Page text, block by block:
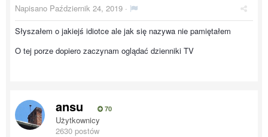
Napisano Październik 24, 2019 ·
Słyszałem o jakiejś idiotce ale jak się nazywa nie pamiętałem
O tej porze dopiero zaczynam oglądać dzienniki TV
ansu 70
Użytkownicy
2630 postów